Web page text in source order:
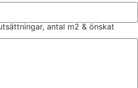
antal m2 & önskat